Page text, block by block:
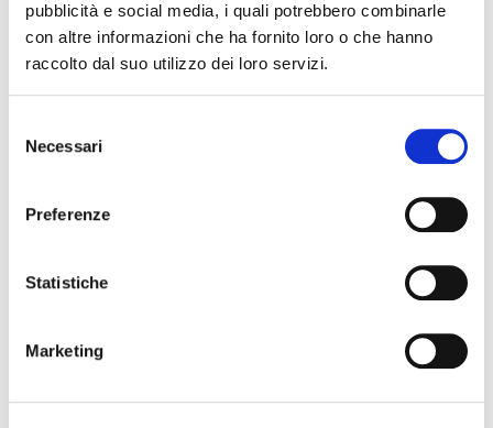
pubblicità e social media, i quali potrebbero combinarle
con altre informazioni che ha fornito loro o che hanno
raccolto dal suo utilizzo dei loro servizi.
delNecessari
Preferenze
Statistiche
Marketing
13 novembre 2026, Teatro Nuovo Ferrara
Il mondo delle emozioni – Spettacolo e cultura –